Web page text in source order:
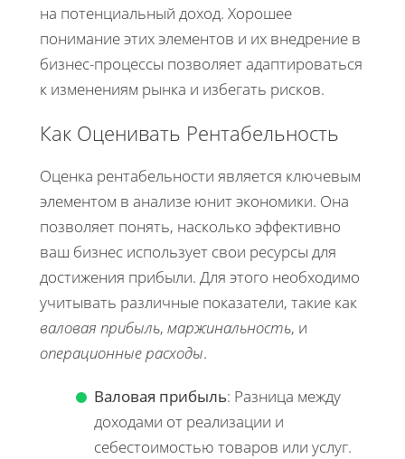
на потенциальный доход. Хорошее
понимание этих элементов и их внедрение в
бизнес-процессы позволяет адаптироваться
к изменениям рынка и избегать рисков.
Как Оценивать Рентабельность
Оценка рентабельности является ключевым
элементом в анализе юнит экономики. Она
позволяет понять, насколько эффективно
ваш бизнес использует свои ресурсы для
достижения прибыли. Для этого необходимо
учитывать различные показатели, такие как
валовая прибыль, маржинальность, и
операционные расходы.
Валовая прибыль: Разница между
доходами от реализации и
себестоимостью товаров или услуг.